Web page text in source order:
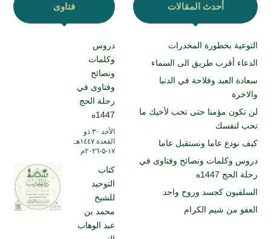
أحدث المقالات
التوعية بخطورة المخدرات
الدعاء أقرب طريق الى السماء
سعادة العبد وفلاحة في الدنبا
والاخرة
لن تكون مؤمنا حتى تحب لأخيك ما
تحب لنفسك
كيف نودع عاما ونستقبل عاما
دروس وكلمات ونصائح وفتاوى في
رحلة الحج 1447ه
السلفيون كجسد وروح واحد
العفو من شيم الكرام
فتاوى
دروس
وكلمات
ونصائح
وفتاوى في
رحلة الحج
1447ه
الأحد ۳۰ ذو
القعدة ۱٤٤۷هـ
۱۷-۵-۲۰۲٦م
كتاب
التوحيد
للشيخ
محمد بن
عبد الوهاب